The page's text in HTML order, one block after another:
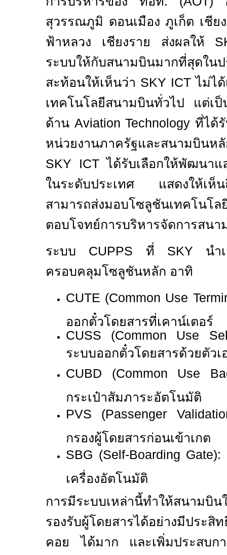
สุวรรณภูมิ ดอนเมือง ภูเก็ต เชี
ฟ้าหลวง เชียงราย ส่งผลให้
ระบบให้กับสนามบินมากที่สุดใน
สะท้อนให้เห็นว่า SKY ICTไม่ไ
เทคโนโลยีสนามบินทั่วไป แต่เ
ด้าน Aviation Technologyที่ได้
หน่วยงานภาครัฐและสนามบิน
SKY ICTได้รับเลือกให้พัฒนา
ในระดับประเทศ แสดงให้เห็น
สามารถส่งมอบโซลูชันเทคโนโ
ตอบโจทย์การบริหารจัดการสนา
ระบบ CUPPS ที่ SKY นำ
ครอบคลุมโซลูชันหลัก อาทิ
CUTE (Common Use
ออกตั๋วโดยสารที่เคาน์เตอร์
CUSS (Common Use
ระบบออกตั๋วโดยสารด้วยตัวเ
CUBD (Common Use
กระเป๋าสัมภาระอัตโนมัติ
PVS (Passenger
กรองผู้โดยสารก่อนเข้าเกต
SBG (Self-Boarding Gate):
เครื่องอัตโนมัติ
การมีระบบเหล่านี้ทำให้สนามบิน
รองรับผู้โดยสารได้อย่างมีประสิ
คอย ได้มาก และเพิ่มประสบก